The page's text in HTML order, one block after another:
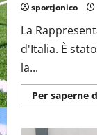
sportjonico
La
d'Italia. È
la...
Per saperne